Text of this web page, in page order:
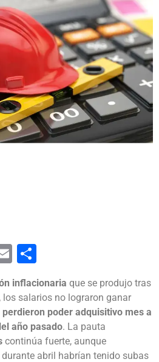
Email
inflacionaria que se produjo tras
, los salarios no lograron ganar
perdieron poder adquisitivo mes a
año pasado. La pauta
continúa fuerte, aunque
durante abril habrían tenido subas